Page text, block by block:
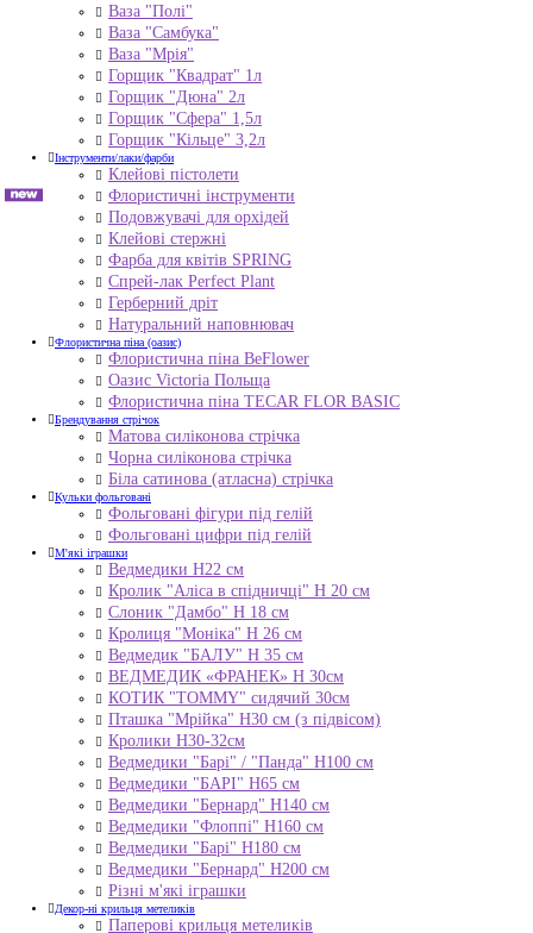
Ваза "Полі"
Ваза "Самбука"
Ваза "Мрія"
Горщик "Квадрат" 1л
Горщик "Дюна" 2л
Горщик "Сфера" 1,5л
Горщик "Кільце" 3,2л
Інструменти/лаки/фарби
Клейові пістолети
Флористичні інструменти
Подовжувачі для орхідей
Клейові стержні
Фарба для квітів SPRING
Спрей-лак Perfect Plant
Герберний дріт
Натуральний наповнювач
Флористична піна (оазис)
Флористична піна BeFlower
Оазис Victoria Польща
Флористична піна TECAR FLOR BASIC
Брендування стрічок
Матова силіконова стрічка
Чорна силіконова стрічка
Біла сатинова (атласна) стрічка
Кульки фольговані
Фольговані фігури під гелій
Фольговані цифри під гелій
М'які іграшки
Ведмедики H22 см
Кролик "Аліса в спідничці" Н 20 см
Слоник "Дамбо" Н 18 см
Кролиця "Моніка" Н 26 см
Ведмедик "БАЛУ" Н 35 см
ВЕДМЕДИК «ФРАНЕК» H 30см
КОТИК "ТОMMY" сидячий 30см
Пташка "Мрійка" Н30 см (з підвісом)
Кролики Н30-32см
Ведмедики "Барі" / "Панда" Н100 см
Ведмедики "БАРІ" Н65 см
Ведмедики "Бернард" Н140 см
Ведмедики "Флоппі" Н160 см
Ведмедики "Барі" Н180 см
Ведмедики "Бернард" Н200 см
Різні м'які іграшки
Декор-ні крильця метеликів
Паперові крильця метеликів